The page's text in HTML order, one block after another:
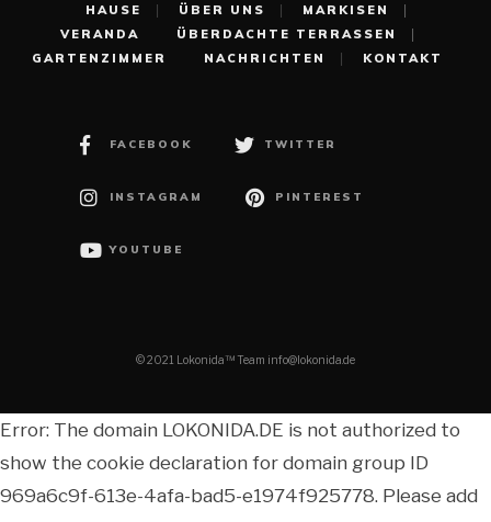
HAUSE ÜBER UNS
MARKISEN
VERANDA
ÜBERDACHTE TERRASSEN
GARTENZIMMER
NACHRICHTEN KONTAKT
FACEBOOK TWITTER
INSTAGRAM PINTEREST
YOUTUBE
© 2021 Lokonida™ Team info@lokonida.de
Error: The domain LOKONIDA.DE is not authorized to
show the cookie declaration for domain group ID
969a6c9f-613e-4afa-bad5-e1974f925778. Please add